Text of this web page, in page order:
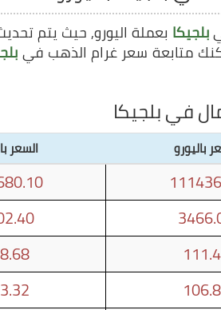
بلجيكا بعملة اليورو, حيث يتم
في بلجيكا
باليورو السعر